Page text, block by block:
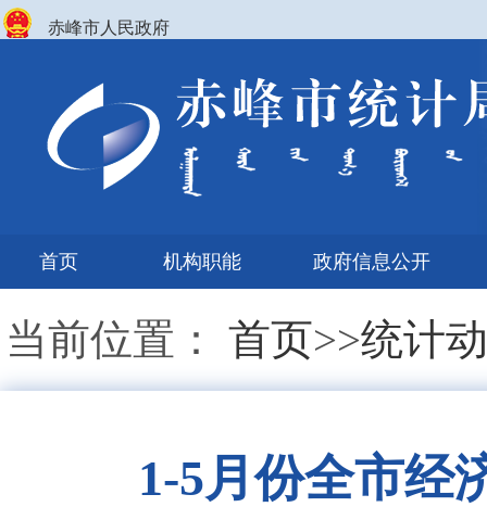
赤峰市人民政府
首页 机构职能 政府信息公开
当前位置： 首页>>统计
1-5月份全市经